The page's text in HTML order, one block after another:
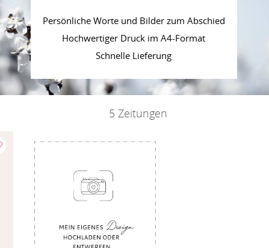
Persönliche Worte und Bilder zum Abschied
Hochwertiger Druck im A4-Format
Schnelle Lieferung
5 Zeitungen